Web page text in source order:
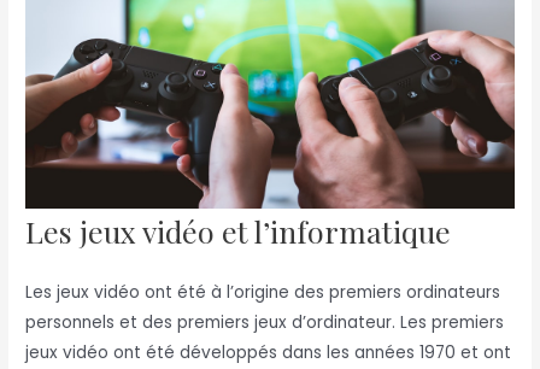
Les jeux vidéo et l’informatique
Les jeux vidéo ont été à l’origine des premiers ordinateurs
personnels et des premiers jeux d’ordinateur. Les premiers
jeux vidéo ont été développés dans les années 1970 et ont